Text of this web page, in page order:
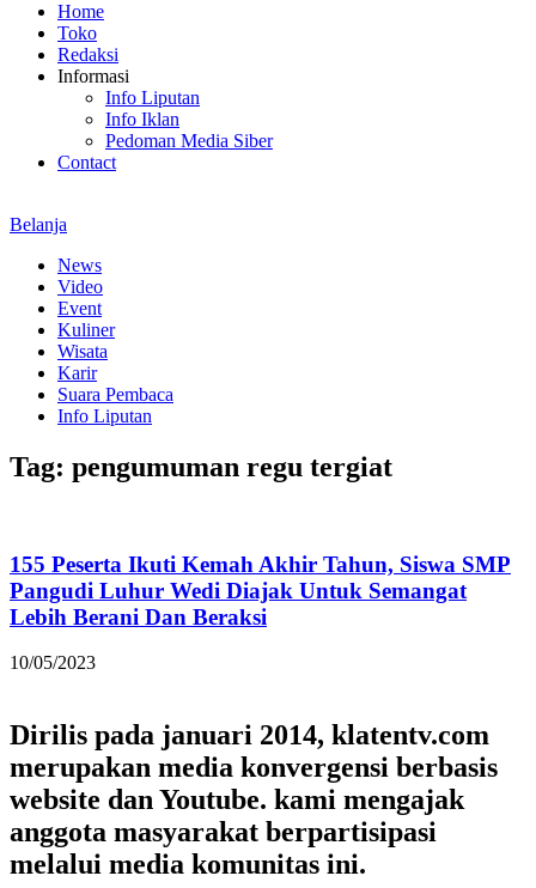
Home
Toko
Redaksi
Informasi
Info Liputan
Info Iklan
Pedoman Media Siber
Contact
Belanja
News
Video
Event
Kuliner
Wisata
Karir
Suara Pembaca
Info Liputan
Tag: pengumuman regu tergiat
155 Peserta Ikuti Kemah Akhir Tahun, Siswa SMP
Pangudi Luhur Wedi Diajak Untuk Semangat
Lebih Berani Dan Beraksi
10/05/2023
Dirilis pada januari 2014, klatentv.com
merupakan media konvergensi berbasis
website dan Youtube. kami mengajak
anggota masyarakat berpartisipasi
melalui media komunitas ini.